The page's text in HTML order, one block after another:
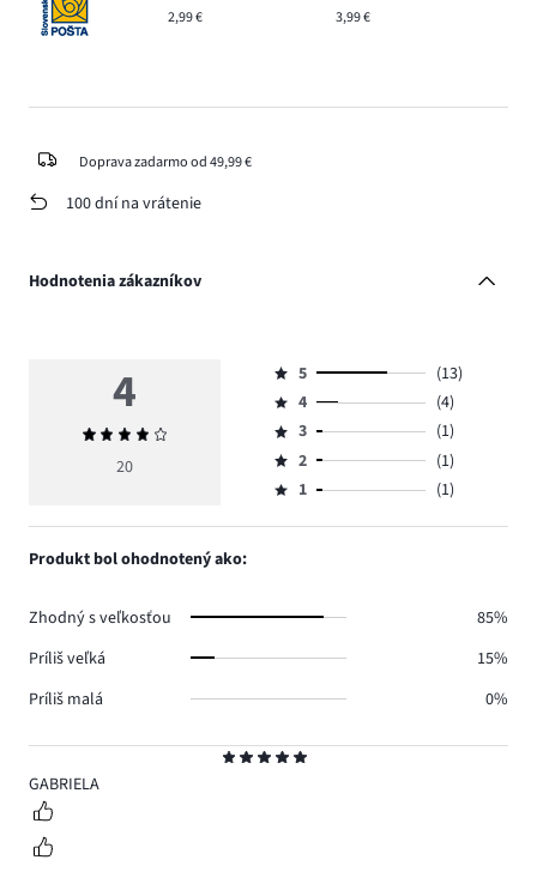
2,99 € 3,99 €
Doprava zadarmo od 49,99 €
100 dní na vrátenie
Hodnotenia zákazníkov
5
GABRIELA
4
Priemerné
hodnotenie
20
Hodnotenie
5,
počet
hlasov
13.
5
(13)
Hodnotenie
4,
počet
hlasov
4
(4)
Hodnotenie
3,
počet
3
(1)
Hodnotenie
2,
2
(1)
Hodnotenie
1,
1 (1)
Produkt bol ohodnotený ako:
Zhodný s veľkosťou
85%
Príliš veľká
15%
Príliš malá
0%